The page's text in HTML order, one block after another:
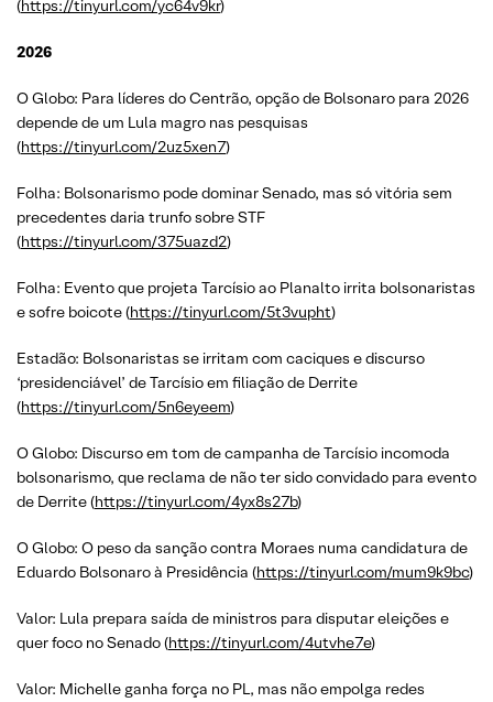
(https://tinyurl.com/yc64v9kr)
2026
O Globo: Para líderes do Centrão, opção de Bolsonaro para 2026
depende de um Lula magro nas pesquisas
(https://tinyurl.com/2uz5xen7)
Folha: Bolsonarismo pode dominar Senado, mas só vitória sem
precedentes daria trunfo sobre STF
(https://tinyurl.com/375uazd2)
Folha: Evento que projeta Tarcísio ao Planalto irrita bolsonaristas
e sofre boicote (https://tinyurl.com/5t3vupht)
Estadão: Bolsonaristas se irritam com caciques e discurso
‘presidenciável’ de Tarcísio em filiação de Derrite
(https://tinyurl.com/5n6eyeem)
O Globo: Discurso em tom de campanha de Tarcísio incomoda
bolsonarismo, que reclama de não ter sido convidado para evento
de Derrite (https://tinyurl.com/4yx8s27b)
O Globo: O peso da sanção contra Moraes numa candidatura de
Eduardo Bolsonaro à Presidência (https://tinyurl.com/mum9k9bc)
Valor: Lula prepara saída de ministros para disputar eleições e
quer foco no Senado (https://tinyurl.com/4utvhe7e)
Valor: Michelle ganha força no PL, mas não empolga redes